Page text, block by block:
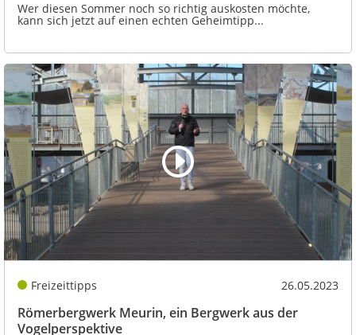
Wer diesen Sommer noch so richtig auskosten möchte,
kann sich jetzt auf einen echten Geheimtipp...
Freizeittipps 26.05.2023
Römerbergwerk Meurin, ein Bergwerk aus der
Vogelperspektive